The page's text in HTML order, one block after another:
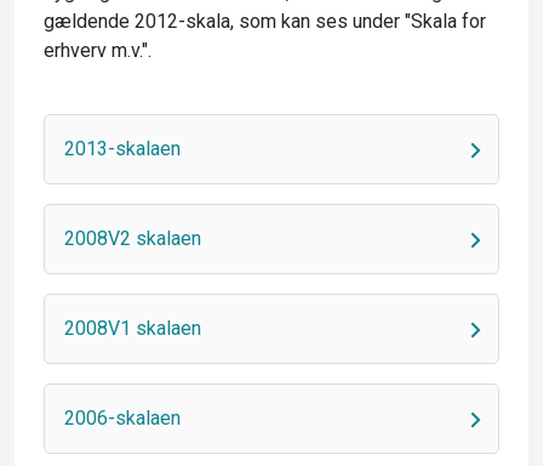
gældende 2012-skala, som kan ses under "Skala for
erhverv m.v.".
2013-skalaen
2008V2 skalaen
2008V1 skalaen
2006-skalaen